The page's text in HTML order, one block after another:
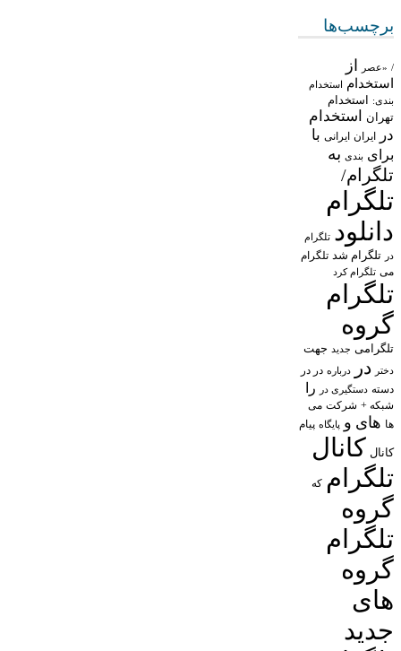
برچسب‌ها
/ «عصر از
استخدام استخدام
بندی: استخدام
تهران
استخدام
در
ایران ایرانی با
برای بندی به
تلگرام/
تلگرام
دانلود تلگرام
در تلگرام شد تلگرام
می تلگرام کرد
تلگرام
گروه
تلگرامی جدید جهت
دختر در درباره در در
دسته دستگیری در را
شبکه + شرکت می
ها های و پایگاه پیام
کانال کانال
تلگرام که
گروه
تلگرام
گروه
های
جدید